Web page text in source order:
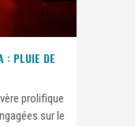
: PLUIE DE
prolifique
sur le